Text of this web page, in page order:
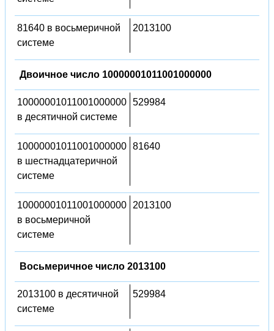
81640 в восьмеричной
системе
2013100
Двоичное число 10000001011001000000
10000001011001000000
в десятичной системе
529984
10000001011001000000
в шестнадцатеричной
системе
81640
10000001011001000000
в восьмеричной
системе
2013100
Восьмеричное число 2013100
2013100 в десятичной
системе
529984